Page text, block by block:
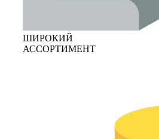
ШИРОКИЙ
АССОРТИМЕНТ